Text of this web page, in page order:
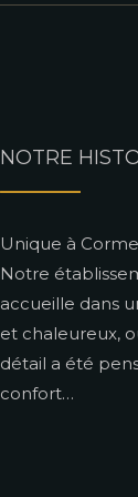
NOTRE
Unique à
Notre
accueille dans
et chaleureux,
détail a été
confort…